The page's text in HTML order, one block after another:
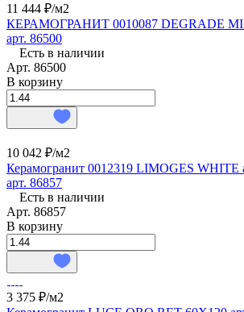
11 444 ₽/м2
КЕРАМОГРАНИТ 0010087 DEGRADE
арт. 86500
Есть в наличии
Арт. 86500
В корзину
10 042 ₽/м2
Керамогранит 0012319 LIMOGES WHITE
арт. 86857
Есть в наличии
Арт. 86857
В корзину
3 375 ₽/м2